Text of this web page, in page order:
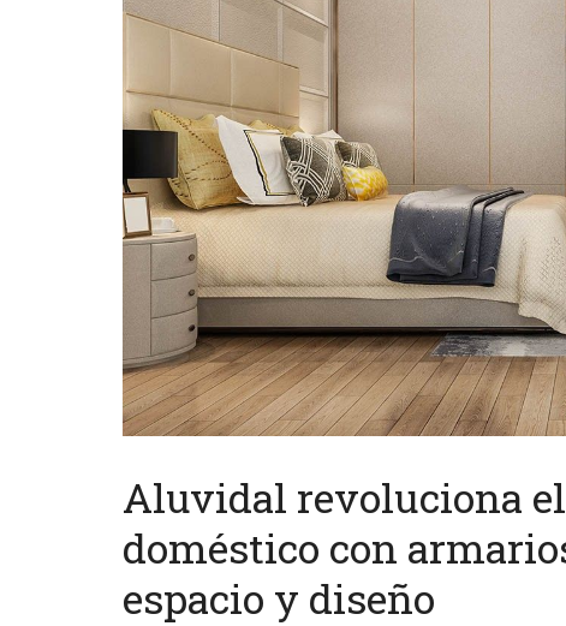
Aluvidal revoluciona
doméstico con
espacio y diseño